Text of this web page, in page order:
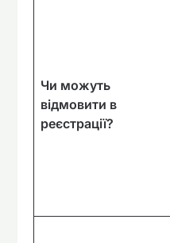
Чи можуть
відмовити в
реєстрації?